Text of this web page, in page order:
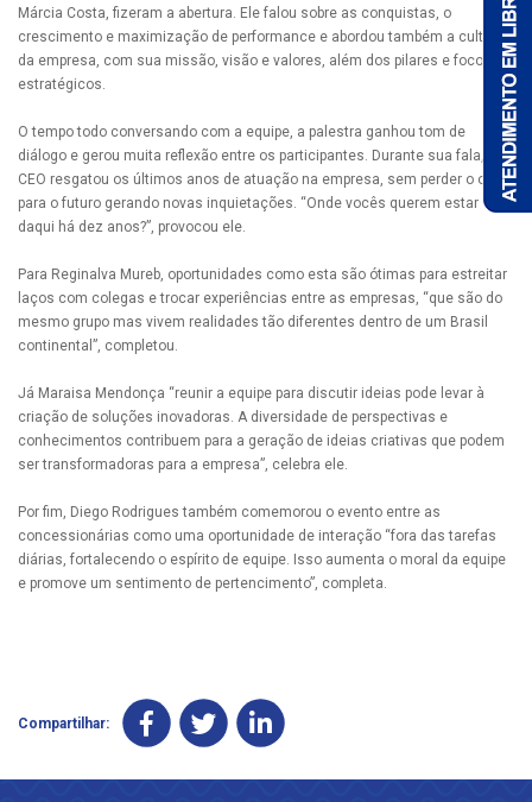
Márcia Costa, fizeram a abertura. Ele falou sobre as conquistas, o
crescimento e maximização de performance e abordou também a cultura
da empresa, com sua missão, visão e valores, além dos pilares e focos
estratégicos.
O tempo todo conversando com a equipe, a palestra ganhou tom de
diálogo e gerou muita reflexão entre os participantes. Durante sua fala, o
CEO resgatou os últimos anos de atuação na empresa, sem perder o olhar
para o futuro gerando novas inquietações. “Onde vocês querem estar
daqui há dez anos?”, provocou ele.
Para Reginalva Mureb, oportunidades como esta são ótimas para estreitar
laços com colegas e trocar experiências entre as empresas, “que são do
mesmo grupo mas vivem realidades tão diferentes dentro de um Brasil
continental”, completou.
Já Maraisa Mendonça “reunir a equipe para discutir ideias pode levar à
criação de soluções inovadoras. A diversidade de perspectivas e
conhecimentos contribuem para a geração de ideias criativas que podem
ser transformadoras para a empresa”, celebra ele.
Por fim, Diego Rodrigues também comemorou o evento entre as
concessionárias como uma oportunidade de interação “fora das tarefas
diárias, fortalecendo o espírito de equipe. Isso aumenta o moral da equipe
e promove um sentimento de pertencimento”, completa.
Compartilhar: